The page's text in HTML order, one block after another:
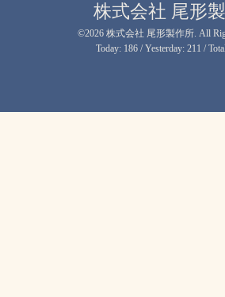
株式会社 尾形
©2026 株式会社 尾形製作所 . All
Today: 186/ Yesterday: 211 /